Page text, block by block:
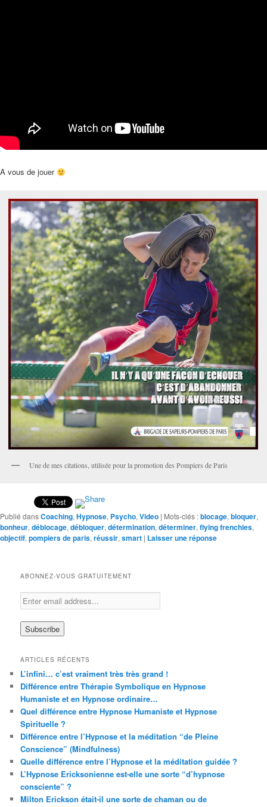
A vous de jouer
Une de mes citations, utilisée pour la promotion des Pompiers de Paris
Publié dansCoaching, Hypnose, Psycho, Video | Mots-clés :blocage, bloquer,
bonheur, déblocage, débloquer, détermination, déterminer, flying frenchies,
objectif, pompiers de paris, réussir, smart | Laisser une réponse
ABONNEZ-VOUS GRATUITEMENT
ARTICLES RÉCENTS
L’infini… c’est vraiment très très grand !
Différence entre Thérapie Symbolique en Hypnose
Humaniste et en Hypnose ordinaire…
Quel différence entre Hypnose Humaniste et Hypnose
Spirituelle ?
Différence entre l’Hypnose et la méditation “de Pleine
Conscience” (Mindfulness)
Quelle différence entre l’Hypnose et la méditation guidée ?
L’Hypnose Ericksonienne est-elle une sorte “d’hypnose
consciente” ?
Milton Erickson était-il une sorte de chaman ou de